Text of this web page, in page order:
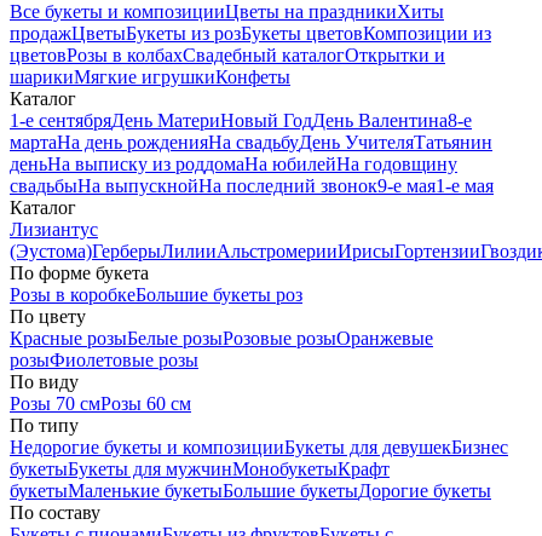
Все букеты и композицииЦветы на праздникиХиты
продажЦветыБукеты из розБукеты цветовКомпозиции из
цветовРозы в колбахСвадебный каталогОткрытки и
шарикиМягкие игрушкиКонфеты
Каталог
1-е сентябряДень МатериНовый ГодДень Валентина8-е
мартаНа день рожденияНа свадьбуДень УчителяТатьянин
деньНа выписку из роддомаНа юбилейНа годовщину
свадьбыНа выпускнойНа последний звонок9-е мая1-е мая
Каталог
Лизиантус
(Эустома)ГерберыЛилииАльстромерииИрисыГортензии
По форме букета
Розы в коробкеБольшие букеты роз
По цвету
Красные розыБелые розыРозовые розыОранжевые
розыФиолетовые розы
По виду
Розы 70 смРозы 60 см
По типу
Недорогие букеты и композицииБукеты для девушекБизнес
букетыБукеты для мужчинМонобукетыКрафт
букетыМаленькие букетыБольшие букетыДорогие букеты
По составу